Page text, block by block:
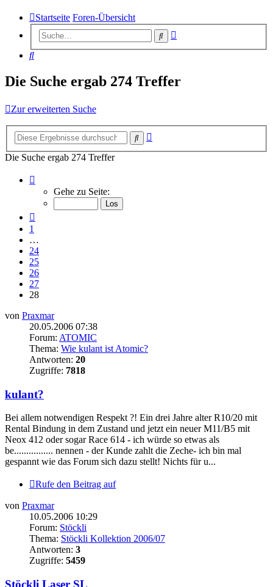
Startseite Foren-Übersicht
Suche
Suche
Die Suche ergab 274 Treffer
Zur erweiterten Suche
Suche
Die Suche ergab 274 Treffer
28
von
Gehe zu Seite:
1
…
24
25
26
27
28
von Praxmar
20.05.2006 07:38
Forum: ATOMIC
Thema: Wie kulant ist Atomic?
Antworten: 20
Zugriffe: 7818
kulant?
Bei allem notwendigen Respekt ?! Ein drei Jahre alter R10/20 mit
Rental Bindung in dem Zustand und jetzt ein neuer M11/B5 mit
Neox 412 oder sogar Race 614 - ich würde so etwas als
be................ nennen - der Kunde zahlt die Zeche- ich bin mal
gespannt wie das Forum sich dazu stellt! Nichts für u...
Rufe den Beitrag auf
von Praxmar
10.05.2006 10:29
Forum: Stöckli
Thema: Stöckli Kollektion 2006/07
Antworten: 3
Zugriffe: 5459
Stöckli Laser SL